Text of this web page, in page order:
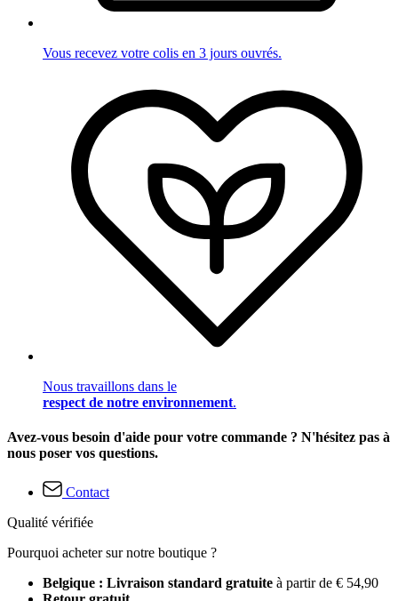
Vous recevez votre colis en 3 jours ouvrés.
Nous travaillons dans le
respect de notre environnement.
Avez-vous besoin d'aide pour votre commande ? N'hésitez pas à
nous poser vos questions.
Contact
Qualité vérifiée
Pourquoi acheter sur notre boutique ?
Belgique : Livraison standard gratuite à partir de € 54,90